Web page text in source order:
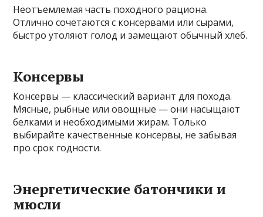
Неотъемлемая часть походного рациона.
Отлично сочетаются с консервами или сырами,
быстро утоляют голод и замещают обычный хлеб.
Консервы
Консервы — классический вариант для похода.
Мясные, рыбные или овощные — они насыщают
белками и необходимыми жирам. Только
выбирайте качественные консервы, не забывая
про срок годности.
Энергетические батончики и
мюсли